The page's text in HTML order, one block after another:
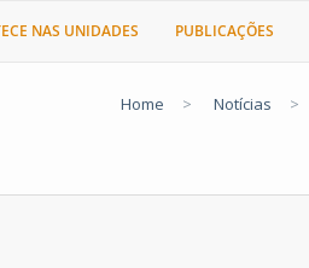
NAS UNIDADES PUBLICAÇÕES
Home > Notícias >